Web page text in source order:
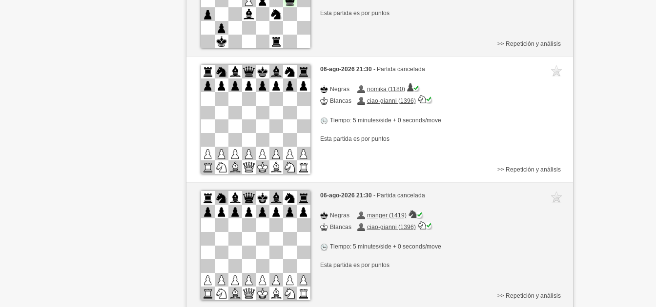
Esta partida es por puntos
>> Repetición y análisis
06-ago-2026 21:30 - Partida cancelada
Negras
nomika (1180)
Blancas
ciao-gianni (1396)
Tiempo: 5 minutes/side + 0 seconds/move
Esta partida es por puntos
>> Repetición y análisis
06-ago-2026 21:30 - Partida cancelada
Negras
manger (1419)
Blancas
ciao-gianni (1396)
Tiempo: 5 minutes/side + 0 seconds/move
Esta partida es por puntos
>> Repetición y análisis